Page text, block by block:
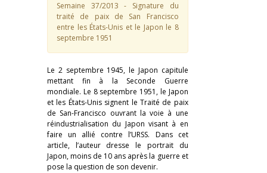
Semaine 37/2013 - Signature du
traité de paix de San Francisco
entre les États-Unis et le Japon le 8
septembre 1951
Le 2 septembre 1945, le Japon capitule
mettant fin à la Seconde Guerre
mondiale. Le 8 septembre 1951, le Japon
et les États-Unis signent le Traité de paix
de San-Francisco ouvrant la voie à une
réindustrialisation du Japon visant à en
faire un allié contre l’URSS. Dans cet
article, l’auteur dresse le portrait du
Japon, moins de 10 ans après la guerre et
pose la question de son devenir.